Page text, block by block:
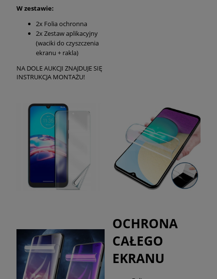
W zestawie:
2x Folia ochronna
2x Zestaw aplikacyjny
(waciki do czyszczenia
ekranu + rakla)
NA DOLE AUKCJI ZNAJDUJE SIĘ
INSTRUKCJA MONTAŻU!
OCHRONA
CAŁEGO
EKRANU